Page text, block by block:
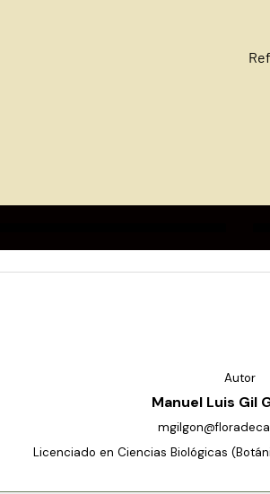
Autor
Manuel Luis Gil
Licenciado en Ciencias Biológicas